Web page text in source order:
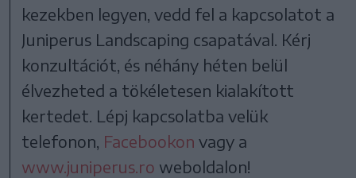
kezekben legyen, vedd fel a kapcsolatot a
Juniperus Landscaping csapatával. Kérj
konzultációt, és néhány héten belül
élvezheted a tökéletesen kialakított
kertedet. Lépj kapcsolatba velük
telefonon, Facebookon vagy a
www.juniperus.ro weboldalon!